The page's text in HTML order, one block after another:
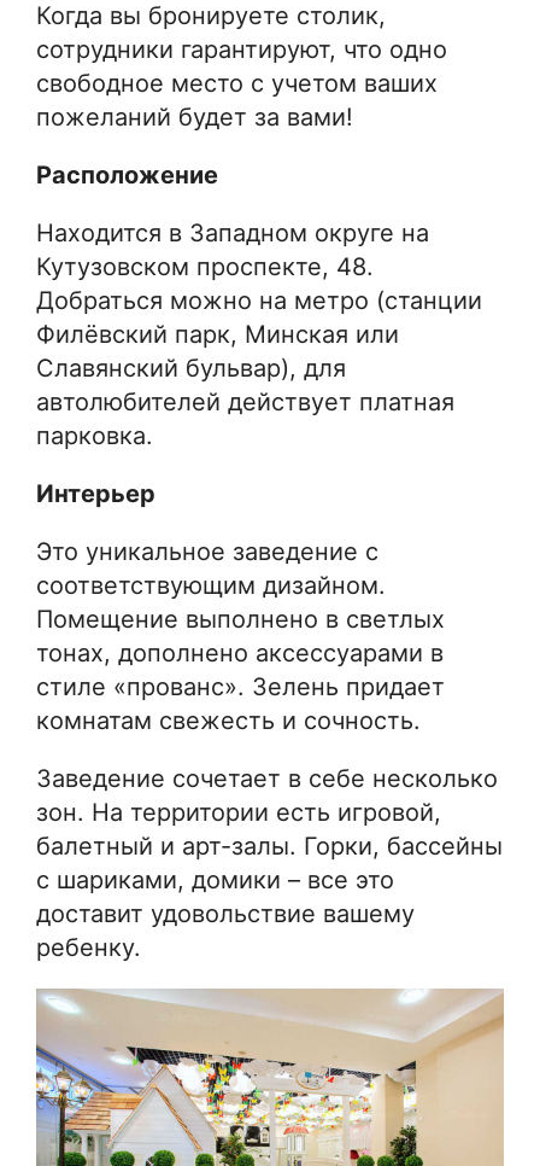
Когда вы бронируете столик,
сотрудники гарантируют, что одно
свободное место с учетом ваших
пожеланий будет за вами!
Расположение
Находится в Западном округе на
Кутузовском проспекте, 48.
Добраться можно на метро (станции
Филёвский парк, Минская или
Славянский бульвар), для
автолюбителей действует платная
парковка.
Интерьер
Это уникальное заведение с
соответствующим дизайном.
Помещение выполнено в светлых
тонах, дополнено аксессуарами в
стиле «прованс». Зелень придает
комнатам свежесть и сочность.
Заведение сочетает в себе несколько
зон. На территории есть игровой,
балетный и арт-залы. Горки, бассейны
с шариками, домики – все это
доставит удовольствие вашему
ребенку.